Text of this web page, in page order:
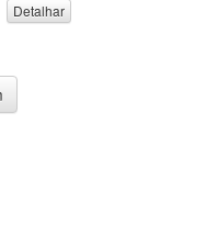
Detalhar